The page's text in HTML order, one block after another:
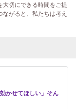
大切にできる時間をご提
がると、私たちは考え
かせてほしい」そん